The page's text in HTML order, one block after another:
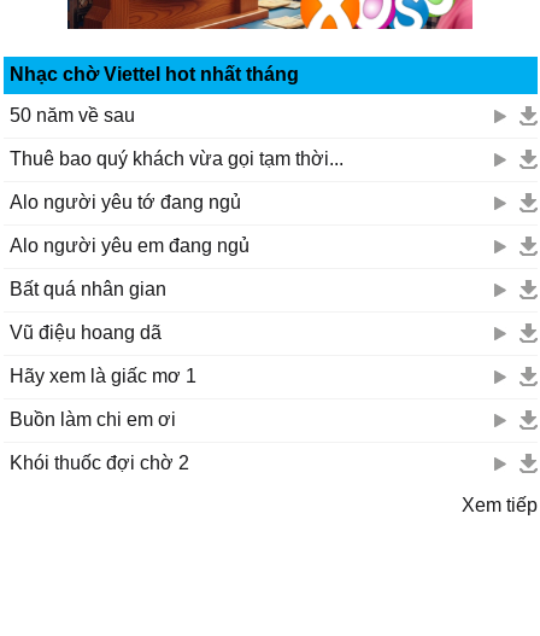
Nhạc chờ Viettel hot nhất tháng
50 năm về sau
Thuê bao quý khách vừa gọi tạm thời...
Alo người yêu tớ đang ngủ
Alo người yêu em đang ngủ
Bất quá nhân gian
Vũ điệu hoang dã
Hãy xem là giấc mơ 1
Buồn làm chi em ơi
Khói thuốc đợi chờ 2
Xem tiếp